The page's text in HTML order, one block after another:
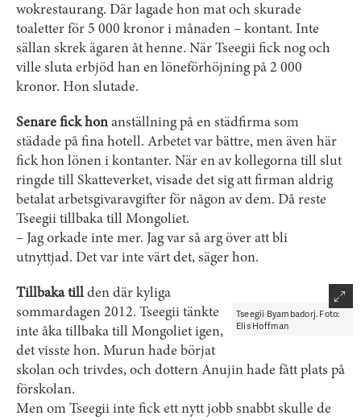
wokrestaurang. Där lagade hon mat och skurade
toaletter för 5 000 kronor i månaden – kontant. Inte
sällan skrek ägaren åt henne. När Tseegii fick nog och
ville sluta erbjöd han en löneförhöjning på 2 000
kronor. Hon slutade.
Senare fick honanställning på en städfirma som
städade på fina hotell. Arbetet var bättre, men även här
fick hon lönen i kontanter. När en av kollegorna till slut
ringde till Skatte­verket, visade det sig att firman aldrig
betalat arbets­givaravgifter för någon av dem. Då reste
Tseegii tillbaka till Mongoliet.
– Jag orkade inte mer. Jag var så arg över att bli
utnyttjad. Det var inte värt det, säger hon.
Tseegii Byambadorj. Foto:
Elis Hoffman
Tillbaka till den där kyliga
sommardagen 2012. Tseegii tänkte
inte åka tillbaka till Mongoliet igen,
det visste hon. Murun hade börjat
skolan och trivdes, och dottern Anujin hade fått plats på
förskolan.
Men om Tseegii inte fick ett nytt jobb snabbt skulle de